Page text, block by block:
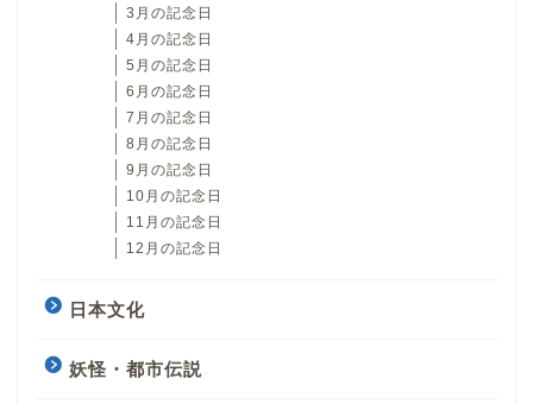
3月の記念日
4月の記念日
5月の記念日
6月の記念日
7月の記念日
8月の記念日
9月の記念日
10月の記念日
11月の記念日
12月の記念日
日本文化
妖怪・都市伝説